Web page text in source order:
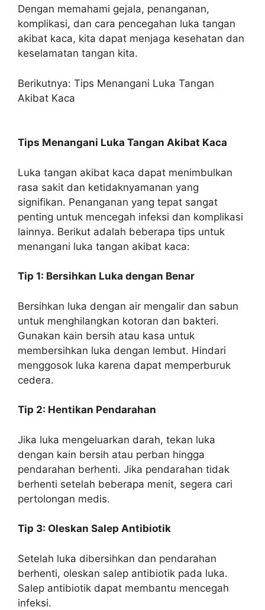
Dengan memahami gejala, penanganan,
komplikasi, dan cara pencegahan luka tangan
akibat kaca, kita dapat menjaga kesehatan dan
keselamatan tangan kita.
Berikutnya: Tips Menangani Luka Tangan
Akibat Kaca
Tips Menangani Luka Tangan Akibat Kaca
Luka tangan akibat kaca dapat menimbulkan
rasa sakit dan ketidaknyamanan yang
signifikan. Penanganan yang tepat sangat
penting untuk mencegah infeksi dan komplikasi
lainnya. Berikut adalah beberapa tips untuk
menangani luka tangan akibat kaca:
Tip 1: Bersihkan Luka dengan Benar
Bersihkan luka dengan air mengalir dan sabun
untuk menghilangkan kotoran dan bakteri.
Gunakan kain bersih atau kasa untuk
membersihkan luka dengan lembut. Hindari
menggosok luka karena dapat memperburuk
cedera.
Tip 2: Hentikan Pendarahan
Jika luka mengeluarkan darah, tekan luka
dengan kain bersih atau perban hingga
pendarahan berhenti. Jika pendarahan tidak
berhenti setelah beberapa menit, segera cari
pertolongan medis.
Tip 3: Oleskan Salep Antibiotik
Setelah luka dibersihkan dan pendarahan
berhenti, oleskan salep antibiotik pada luka.
Salep antibiotik dapat membantu mencegah
infeksi.